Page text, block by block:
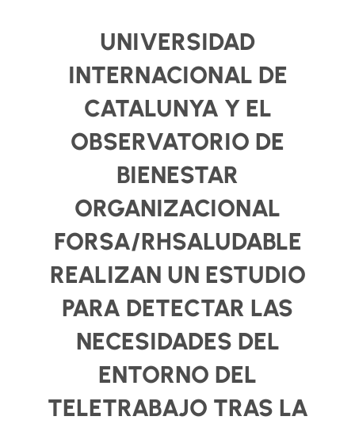
UNIVERSIDAD
INTERNACIONAL DE
CATALUNYA Y EL
OBSERVATORIO DE
BIENESTAR
ORGANIZACIONAL
FORSA/RHSALUDABLE
REALIZAN UN ESTUDIO
PARA DETECTAR LAS
NECESIDADES DEL
ENTORNO DEL
TELETRABAJO TRAS LA